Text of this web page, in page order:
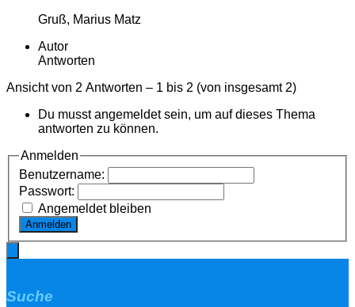
Gruß, Marius Matz
Autor
Antworten
Ansicht von 2 Antworten – 1 bis 2 (von insgesamt 2)
Du musst angemeldet sein, um auf dieses Thema
antworten zu können.
Anmelden
Benutzername:
Passwort:
Angemeldet bleiben
Anmelden
Suche